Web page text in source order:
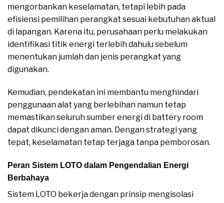
mengorbankan keselamatan, tetapi lebih pada
efisiensi pemilihan perangkat sesuai kebutuhan aktual
di lapangan. Karena itu, perusahaan perlu melakukan
identifikasi titik energi terlebih dahulu sebelum
menentukan jumlah dan jenis perangkat yang
digunakan.
Kemudian, pendekatan ini membantu menghindari
penggunaan alat yang berlebihan namun tetap
memastikan seluruh sumber energi di battery room
dapat dikunci dengan aman. Dengan strategi yang
tepat, keselamatan tetap terjaga tanpa pemborosan.
Peran Sistem LOTO dalam Pengendalian Energi
Berbahaya
Sistem LOTO bekerja dengan prinsip mengisolasi